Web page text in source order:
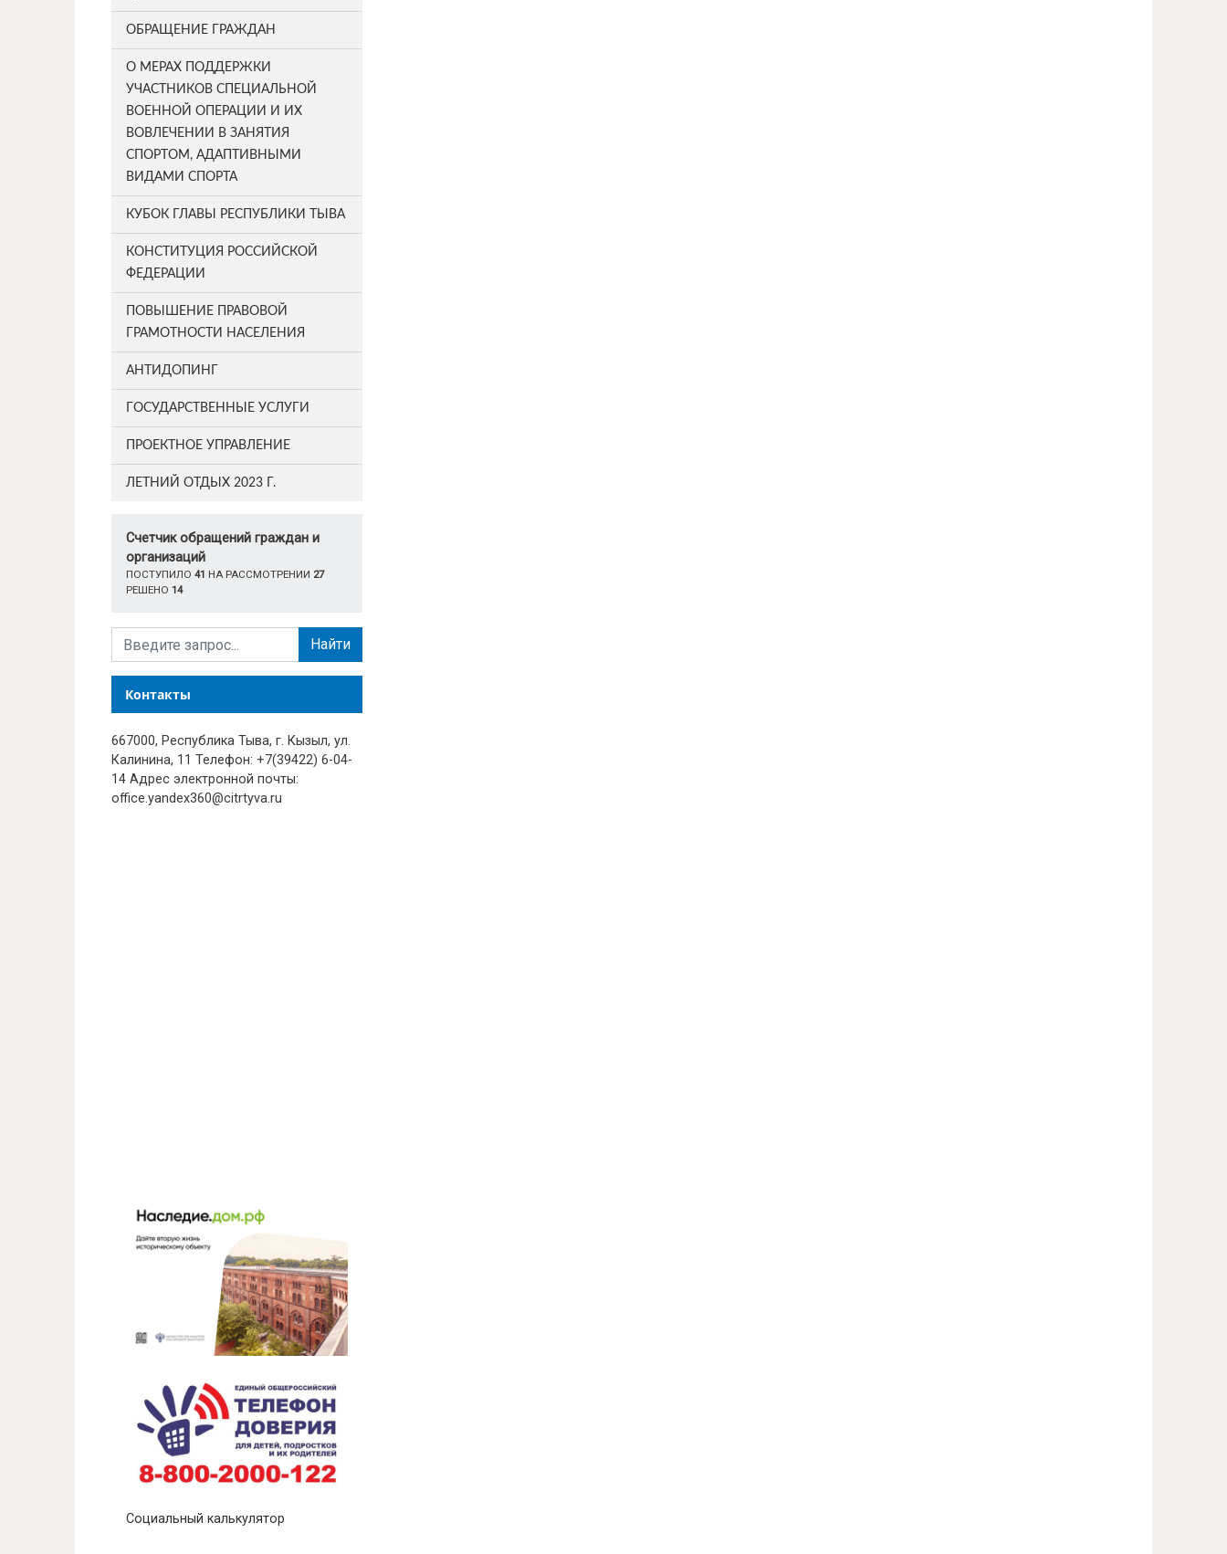
ОБРАЩЕНИЕ ГРАЖДАН
О МЕРАХ ПОДДЕРЖКИ
УЧАСТНИКОВ СПЕЦИАЛЬНОЙ
ВОЕННОЙ ОПЕРАЦИИ И ИХ
ВОВЛЕЧЕНИИ В ЗАНЯТИЯ
СПОРТОМ, АДАПТИВНЫМИ
ВИДАМИ СПОРТА
КУБОК ГЛАВЫ РЕСПУБЛИКИ ТЫВА
КОНСТИТУЦИЯ РОССИЙСКОЙ
ФЕДЕРАЦИИ
ПОВЫШЕНИЕ ПРАВОВОЙ
ГРАМОТНОСТИ НАСЕЛЕНИЯ
АНТИДОПИНГ
ГОСУДАРСТВЕННЫЕ УСЛУГИ
ПРОЕКТНОЕ УПРАВЛЕНИЕ
ЛЕТНИЙ ОТДЫХ 2023 Г.
Счетчик обращений граждан и
организаций
ПОСТУПИЛО 41 НА РАССМОТРЕНИИ 27
РЕШЕНО 14
Найти
Контакты
667000, Республика Тыва, г. Кызыл, ул.
Калинина, 11 Телефон: +7(39422) 6-04-
14 Адрес электронной почты:
office.yandex360@citrtyva.ru
Социальный калькулятор